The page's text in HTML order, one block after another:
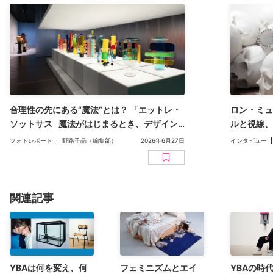
合理性の先にある“魔法”とは？ 「エットレ・
ソットサス─魔法がはじまるとき、デザイン
は生まれる」（アーティゾン美術館）開幕レ
フォトレポート 野路千晶（編集部） 2026年6月27日
ロン・ミ
ルと視線
制作をと
インタビュー
関連記事
YBAは何を変え、何
フェミニズムとエイ
YBAの時